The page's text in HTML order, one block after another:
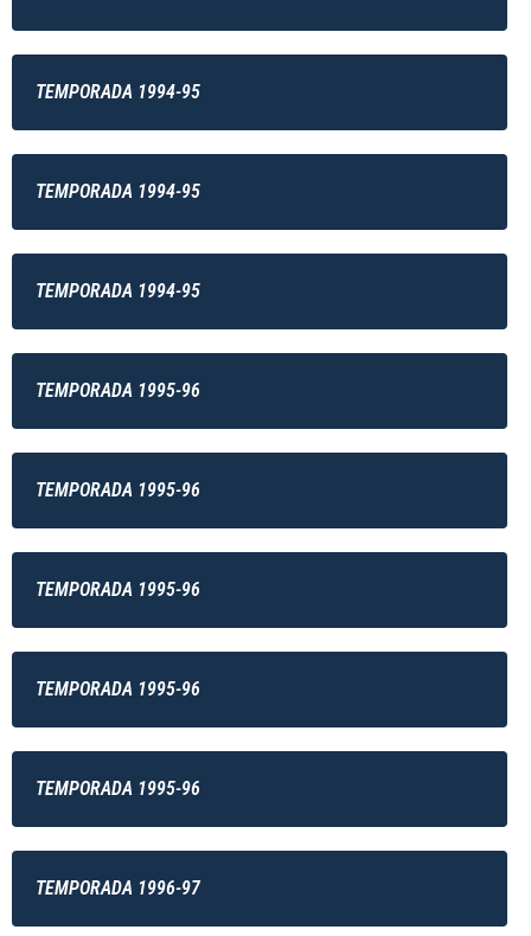
TEMPORADA 1994-95
TEMPORADA 1994-95
TEMPORADA 1994-95
TEMPORADA 1995-96
TEMPORADA 1995-96
TEMPORADA 1995-96
TEMPORADA 1995-96
TEMPORADA 1995-96
TEMPORADA 1996-97